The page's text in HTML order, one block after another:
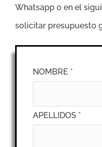
Whatsapp o en el
solicitar presupuesto
NOMBRE *
APELLIDOS *